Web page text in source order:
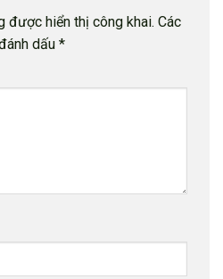
được hiển thị công khai. Các
dấu *